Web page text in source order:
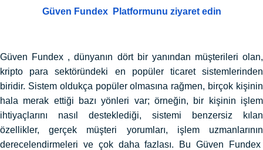
Güven Fundex Platformunu ziyaret edin
Güven Fundex , dünyanın dört bir yanından müşterileri olan,
kripto para sektöründeki en popüler ticaret sistemlerinden
biridir. Sistem oldukça popüler olmasına rağmen, birçok kişinin
hala merak ettiği bazı yönleri var; örneğin, bir kişinin işlem
ihtiyaçlarını nasıl desteklediği, sistemi benzersiz kılan
özellikler, gerçek müşteri yorumları, işlem uzmanlarının
derecelendirmeleri ve çok daha fazlası. Bu Güven Fundex